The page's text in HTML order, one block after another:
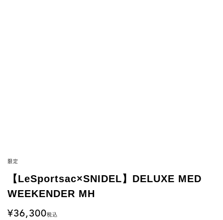
限定
【LeSportsac×SNIDEL】DELUXE MED
WEEKENDER MH
36,300税込